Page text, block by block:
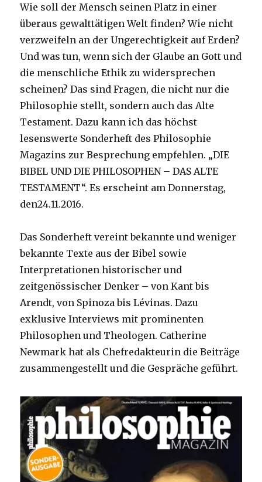
Wie soll der Mensch seinen Platz in einer
überaus gewalttätigen Welt finden? Wie nicht
verzweifeln an der Ungerechtigkeit auf Erden?
Und was tun, wenn sich der Glaube an Gott und
die menschliche Ethik zu widersprechen
scheinen? Das sind Fragen, die nicht nur die
Philosophie stellt, sondern auch das Alte
Testament. Dazu kann ich das höchst
lesenswerte Sonderheft des Philosophie
Magazins zur Besprechung empfehlen. „DIE
BIBEL UND DIE PHILOSOPHEN – DAS ALTE
TESTAMENT“. Es erscheint am Donnerstag,
den24.11.2016.
Das Sonderheft vereint bekannte und weniger
bekannte Texte aus der Bibel sowie
Interpretationen historischer und
zeitgenössischer Denker – von Kant bis
Arendt, von Spinoza bis Lévinas. Dazu
exklusive Interviews mit prominenten
Philosophen und Theologen. Catherine
Newmark hat als Chefredakteurin die Beiträge
zusammengestellt und die Gespräche geführt.